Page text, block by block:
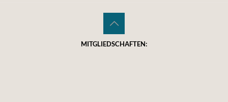
MITGLIEDSCHAFTEN: